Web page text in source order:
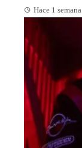
Hace 1 semana